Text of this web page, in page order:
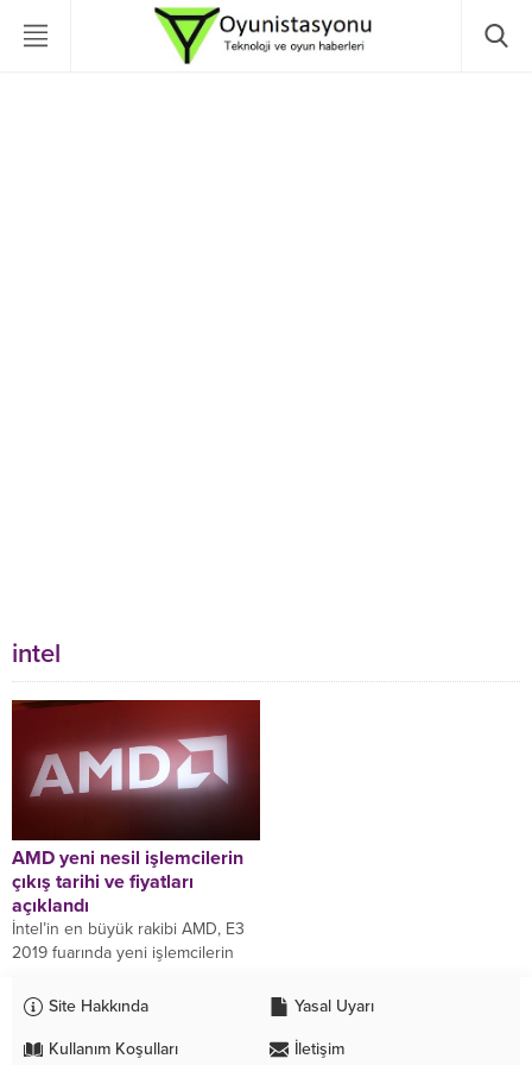
intel
AMD yeni nesil işlemcilerin
çıkış tarihi ve fiyatları
açıklandı
İntel’in en büyük rakibi AMD, E3
2019 fuarında yeni işlemcilerin
Ekim 2019 tarihinde piyasada...
Site Hakkında Yasal Uyarı
Kullanım Koşulları İletişim